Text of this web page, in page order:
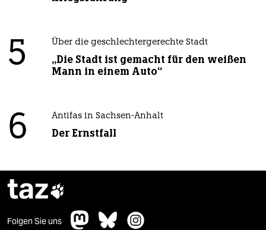
5 Über die geschlechtergerechte Stadt
„Die Stadt ist gemacht für den weißen
Mann in einem Auto“
6 Antifas in Sachsen-Anhalt
Der Ernstfall
taz
Folgen Sie uns